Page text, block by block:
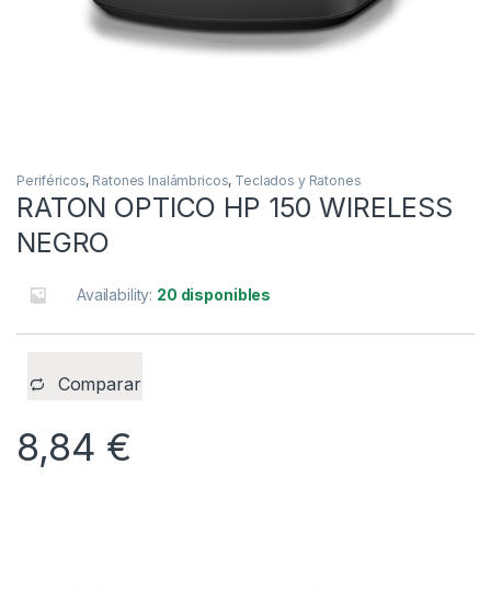
Periféricos, Ratones Inalámbricos, Teclados y Ratones
RATON OPTICO HP 150 WIRELESS
NEGRO
Availability: 20 disponibles
Comparar
8,84 €